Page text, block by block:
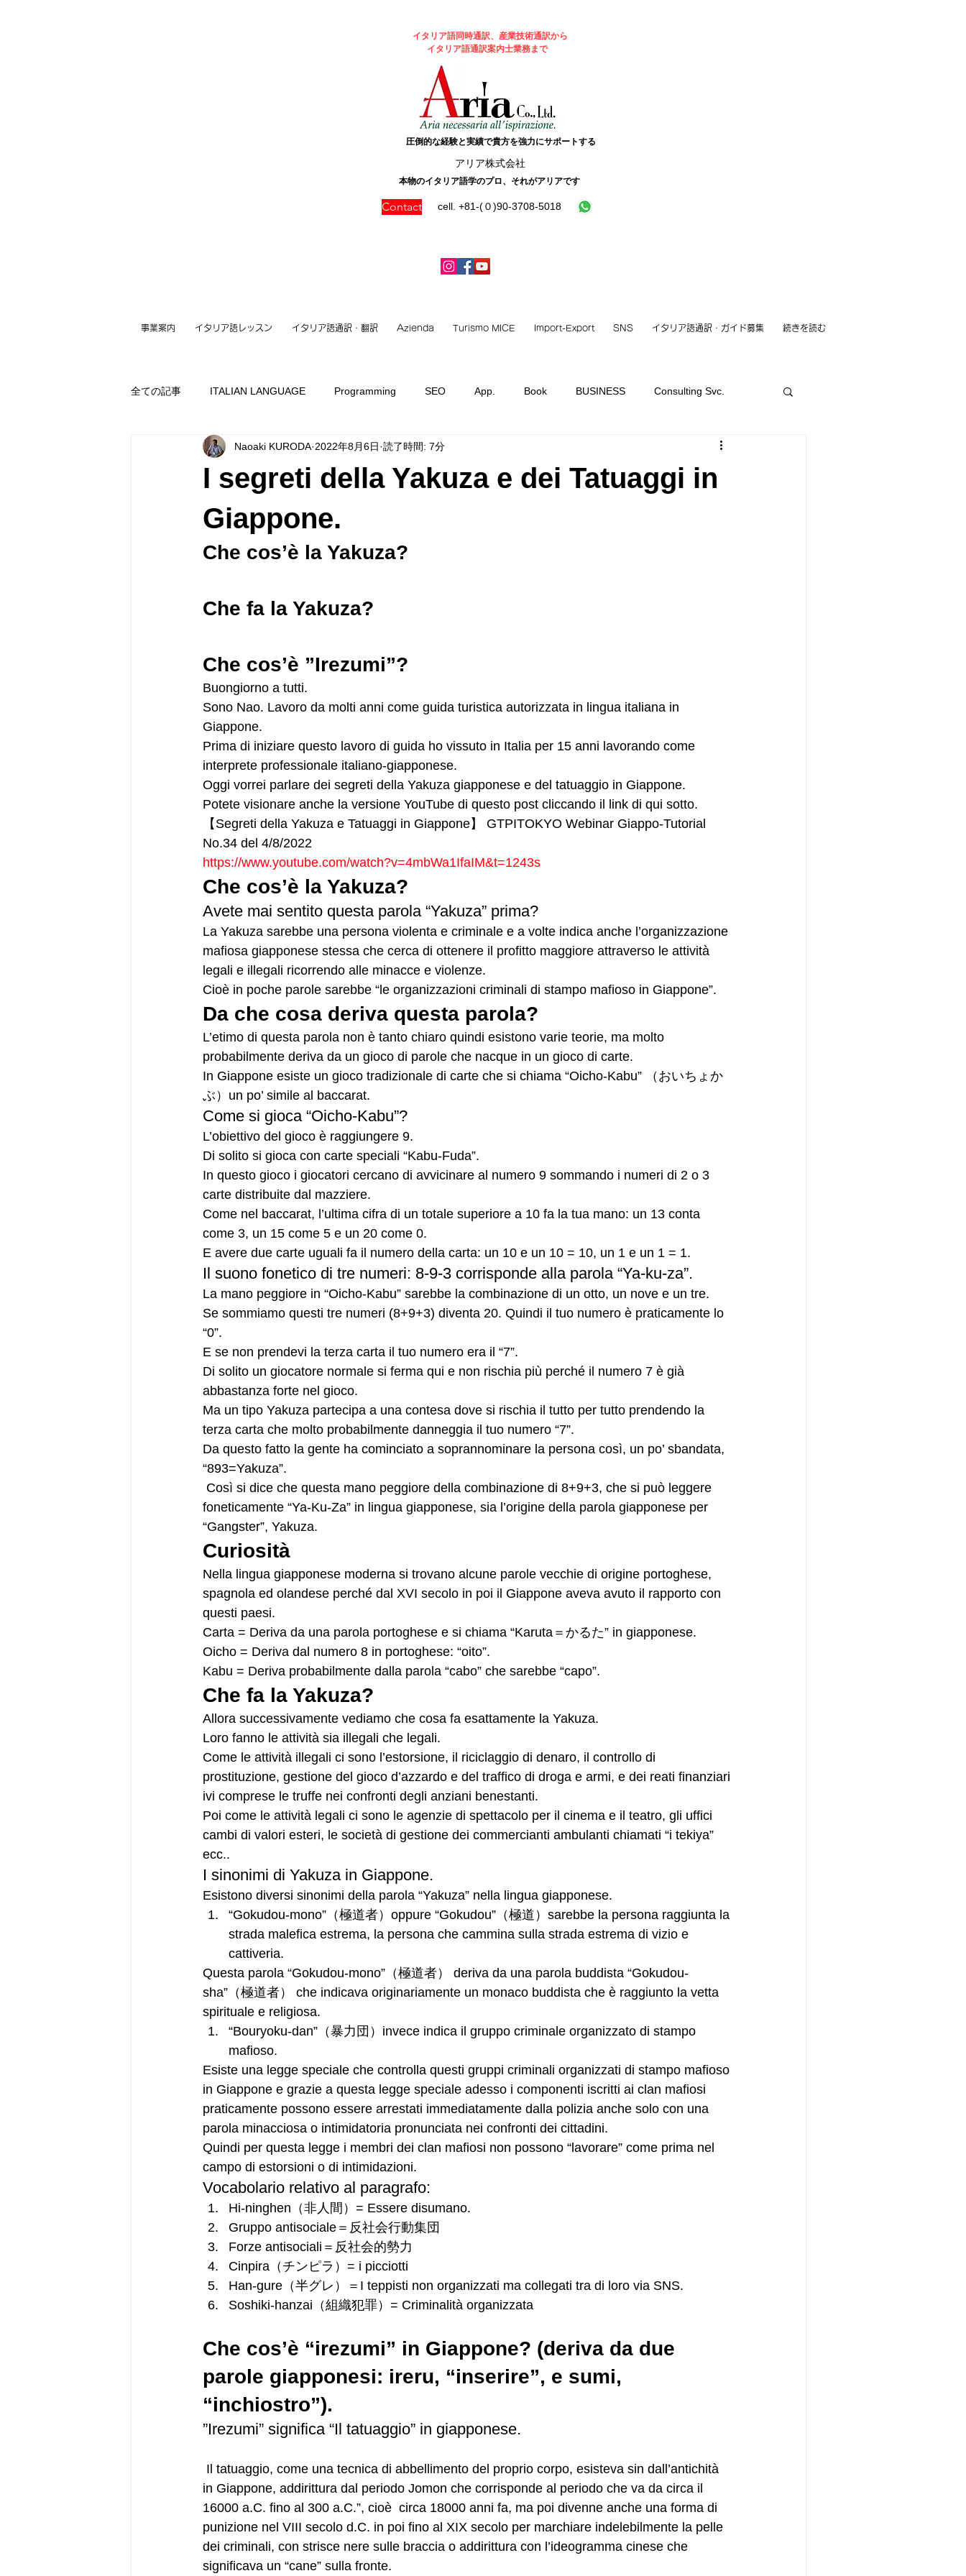
イタリア語同時通訳、産業技術通訳から
イタリア語通訳案内士業務まで
圧倒的な経験と実績で貴方を強力にサポートする
​アリア株式会社
本物のイタリア語学のプロ、それがアリアです
Contact cell. +81-(０)90-3708-5018
事業案内 イタリア語レッスン イタリア語通訳・翻訳 Azienda Turismo MICE Import-Export SNS イタリア語通訳・ガイド募集 続きを読む
全ての記事 ITALIAN LANGUAGE Programming SEO App. Book BUSINESS Consulting Svc.
Gadget Contact Italian Culture INBOUND Language Svc.
Music
TOURISM 未分類 未分類
I segreti della Yakuza e dei Tatuaggi in
Giappone.
Naoaki KURODA 2022年8月6日 読了時間: 7分
Che cos’è la Yakuza?
Che fa la Yakuza?
Che cos’è ”Irezumi”?
Buongiorno a tutti.
Sono Nao. Lavoro da molti anni come guida turistica autorizzata in lingua italiana in
Giappone.
Prima di iniziare questo lavoro di guida ho vissuto in Italia per 15 anni lavorando come
interprete professionale italiano-giapponese.
Oggi vorrei parlare dei segreti della Yakuza giapponese e del tatuaggio in Giappone.
Potete visionare anche la versione YouTube di questo post cliccando il link di qui sotto.
【Segreti della Yakuza e Tatuaggi in Giappone】 GTPITOKYO Webinar Giappo-Tutorial
No.34 del 4/8/2022
https://www.youtube.com/watch?v=4mbWa1IfaIM&t=1243s
Che cos’è la Yakuza?
Avete mai sentito questa parola “Yakuza” prima?
La Yakuza sarebbe una persona violenta e criminale e a volte indica anche l’organizzazione
mafiosa giapponese stessa che cerca di ottenere il profitto maggiore attraverso le attività
legali e illegali ricorrendo alle minacce e violenze.
Cioè in poche parole sarebbe “le organizzazioni criminali di stampo mafioso in Giappone”.
Da che cosa deriva questa parola?
L’etimo di questa parola non è tanto chiaro quindi esistono varie teorie, ma molto
probabilmente deriva da un gioco di parole che nacque in un gioco di carte.
In Giappone esiste un gioco tradizionale di carte che si chiama “Oicho-Kabu” （おいちょか
ぶ）un po’ simile al baccarat.
Come si gioca “Oicho-Kabu”?
L’obiettivo del gioco è raggiungere 9.
Di solito si gioca con carte speciali “Kabu-Fuda”.
In questo gioco i giocatori cercano di avvicinare al numero 9 sommando i numeri di 2 o 3
carte distribuite dal mazziere.
Come nel baccarat, l’ultima cifra di un totale superiore a 10 fa la tua mano: un 13 conta
come 3, un 15 come 5 e un 20 come 0.
E avere due carte uguali fa il numero della carta: un 10 e un 10 = 10, un 1 e un 1 = 1.
Il suono fonetico di tre numeri: 8-9-3 corrisponde alla parola “Ya-ku-za”.
La mano peggiore in “Oicho-Kabu” sarebbe la combinazione di un otto, un nove e un tre.
Se sommiamo questi tre numeri (8+9+3) diventa 20. Quindi il tuo numero è praticamente lo
“0”.
E se non prendevi la terza carta il tuo numero era il “7”.
Di solito un giocatore normale si ferma qui e non rischia più perché il numero 7 è già
abbastanza forte nel gioco.
Ma un tipo Yakuza partecipa a una contesa dove si rischia il tutto per tutto prendendo la
terza carta che molto probabilmente danneggia il tuo numero “7”.
Da questo fatto la gente ha cominciato a soprannominare la persona così, un po’ sbandata,
“893=Yakuza”.
foneticamente “Ya-Ku-Za” in lingua giapponese, sia l’origine della parola giapponese per
“Gangster”, Yakuza.
Curiosità
Nella lingua giapponese moderna si trovano alcune parole vecchie di origine portoghese,
spagnola ed olandese perché dal XVI secolo in poi il Giappone aveva avuto il rapporto con
questi paesi.
Carta = Deriva da una parola portoghese e si chiama “Karuta＝かるた” in giapponese.
Oicho = Deriva dal numero 8 in portoghese: “oito”.
Kabu = Deriva probabilmente dalla parola “cabo” che sarebbe “capo”.
Che fa la Yakuza?
Allora successivamente vediamo che cosa fa esattamente la Yakuza.
Loro fanno le attività sia illegali che legali.
Come le attività illegali ci sono l’estorsione, il riciclaggio di denaro, il controllo di
prostituzione, gestione del gioco d’azzardo e del traffico di droga e armi, e dei reati finanziari
ivi comprese le truffe nei confronti degli anziani benestanti.
Poi come le attività legali ci sono le agenzie di spettacolo per il cinema e il teatro, gli uffici
cambi di valori esteri, le società di gestione dei commercianti ambulanti chiamati “i tekiya”
ecc..
I sinonimi di Yakuza in Giappone.
Esistono diversi sinonimi della parola “Yakuza” nella lingua giapponese.
“Gokudou-mono”（極道者）oppure “Gokudou”（極道）sarebbe la persona raggiunta la
strada malefica estrema, la persona che cammina sulla strada estrema di vizio e
cattiveria.
Questa parola “Gokudou-mono”（極道者） deriva da una parola buddista “Gokudou-
sha”（極道者） che indicava originariamente un monaco buddista che è raggiunto la vetta
spirituale e religiosa.
“Bouryoku-dan”（暴力団）invece indica il gruppo criminale organizzato di stampo
mafioso.
Esiste una legge speciale che controlla questi gruppi criminali organizzati di stampo mafioso
in Giappone e grazie a questa legge speciale adesso i componenti iscritti ai clan mafiosi
praticamente possono essere arrestati immediatamente dalla polizia anche solo con una
parola minacciosa o intimidatoria pronunciata nei confronti dei cittadini.
Quindi per questa legge i membri dei clan mafiosi non possono “lavorare” come prima nel
campo di estorsioni o di intimidazioni.
Vocabolario relativo al paragrafo:
Hi-ninghen（非人間）= Essere disumano.
Gruppo antisociale＝反社会行動集団
Forze antisociali＝反社会的勢力
Cinpira（チンピラ）= i picciotti
Han-gure（半グレ）＝I teppisti non organizzati ma collegati tra di loro via SNS.
Soshiki-hanzai（組織犯罪）= Criminalità organizzata
Che cos’è “irezumi” in Giappone? (deriva da due
parole giapponesi: ireru, “inserire”, e sumi,
“inchiostro”).
”Irezumi” significa “Il tatuaggio” in giapponese.
in Giappone, addirittura dal periodo Jomon che corrisponde al periodo che va da circa il
16000 a.C. fino al 300 a.C.”, cioè  circa 18000 anni fa, ma poi divenne anche una forma di
punizione nel VIII secolo d.C. in poi fino al XIX secolo per marchiare indelebilmente la pelle
dei criminali, con strisce nere sulle braccia o addirittura con l’ideogramma cinese che
significava un “cane” sulla fronte.